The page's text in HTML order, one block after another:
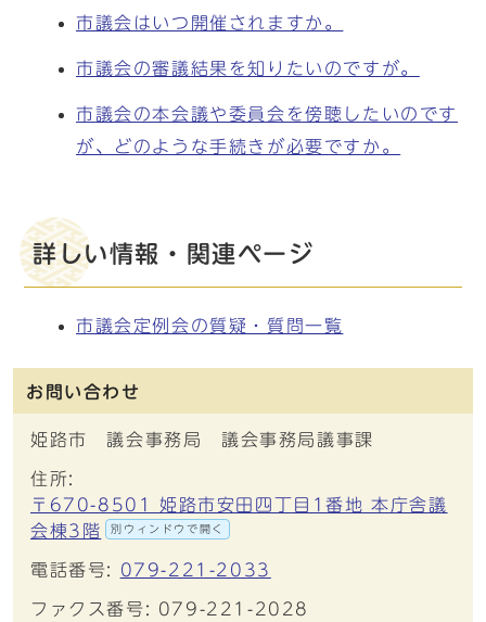
市議会はいつ開催されますか。
市議会の審議結果を知りたいのですが。
市議会の本会議や委員会を傍聴したいのです
が、どのような手続きが必要ですか。
詳しい情報・関連ページ
市議会定例会の質疑・質問一覧
お問い合わせ
姫路市 議会事務局 議会事務局議事課
住所:
〒670-8501 姫路市安田四丁目1番地 本庁舎議
会棟3階
別ウィンドウで開く
電話番号: 079-221-2033
ファクス番号: 079-221-2028